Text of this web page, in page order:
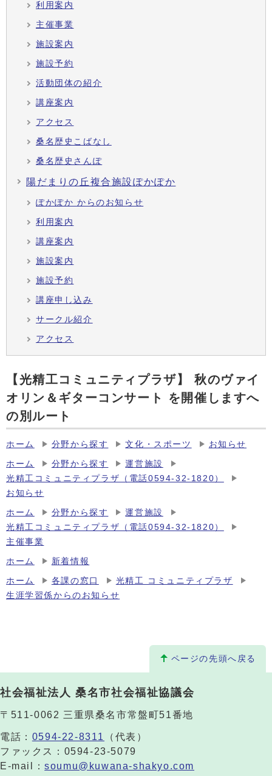
利用案内
主催事業
施設案内
施設予約
活動団体の紹介
講座案内
アクセス
桑名歴史こばなし
桑名歴史さんぽ
陽だまりの丘複合施設ぽかぽか
ぽかぽか からのお知らせ
利用案内
講座案内
施設案内
施設予約
講座申し込み
サークル紹介
アクセス
【光精工コミュニティプラザ】 秋のヴァイ
オリン＆ギターコンサート を開催しますへ
の別ルート
ホーム 分野から探す 文化・スポーツ お知らせ
ホーム 分野から探す
運営施設
光精工コミュニティプラザ（電話0594-32-1820）
お知らせ
ホーム 分野から探す
運営施設
光精工コミュニティプラザ（電話0594-32-1820）
主催事業
ホーム 新着情報
ホーム 各課の窓口
光精工 コミュニティプラザ
生涯学習係からのお知らせ
ページの先頭へ戻る
社会福祉法人 桑名市社会福祉協議会
〒511-0062 三重県桑名市常盤町51番地
電話： 0594-22-8311
（代表）
ファックス：0594-23-5079
E-mail：soumu@kuwana-shakyo.com